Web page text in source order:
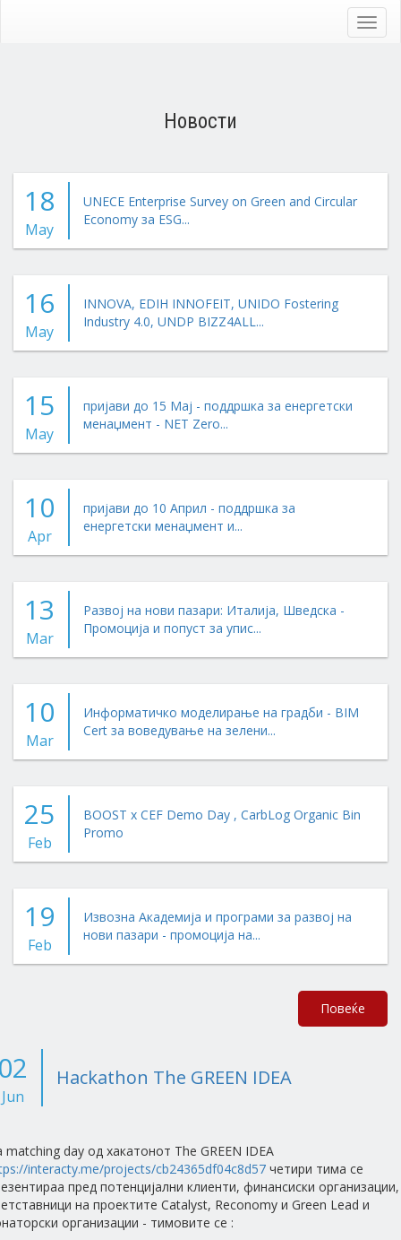
Новости
18
May
UNECE Enterprise Survey on Green and Circular
Economy за ESG...
16
May
INNOVA, EDIH INNOFEIT, UNIDO Fostering
Industry 4.0, UNDP BIZZ4ALL...
15
May
пријави до 15 Мај - поддршка за енергетски
менаџмент - NET Zero...
10
Apr
пријави до 10 Април - поддршка за
енергетски менаџмент и...
13
Mar
Развој на нови пазари: Италија, Шведска -
Промоција и попуст за упис...
10
Mar
Информатичко моделирање на градби - BIM
Cert за воведување на зелени...
25
Feb
BOOST x CEF Demo Day , CarbLog Organic Bin
Promo
19
Feb
Извозна Академија и програми за развој на
нови пазари - промоција на...
Повеќе
Jun
Hackathon The GREEN IDEA
matching day од хакатонот The GREEN IDEA
interacty.me/projects/cb24365df04c8d57 четири тима се
пред потенцијални клиенти, финансиски организации,
на проектите Catalyst, Reconomy и Green Lead и
организации - тимовите се :